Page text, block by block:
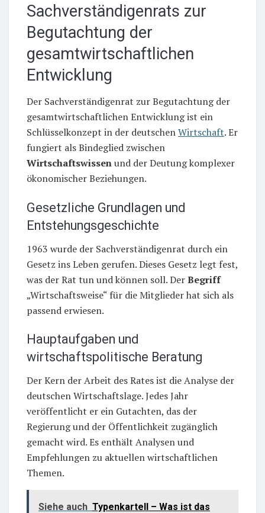
Sachverständigenrats zur
Begutachtung der
gesamtwirtschaftlichen
Entwicklung
Der Sachverständigenrat zur Begutachtung der
gesamtwirtschaftlichen Entwicklung ist ein
Schlüsselkonzept in der deutschenWirtschaft. Er
fungiert als Bindeglied zwischen
Wirtschaftswissenund der Deutung komplexer
ökonomischer Beziehungen.
Gesetzliche Grundlagen und
Entstehungsgeschichte
1963 wurde der Sachverständigenrat durch ein
Gesetz ins Leben gerufen. Dieses Gesetz legt fest,
was der Rat tun und können soll. DerBegriff
„Wirtschaftsweise“ für die Mitglieder hat sich als
passend erwiesen.
Hauptaufgaben und
wirtschaftspolitische Beratung
Der Kern der Arbeit des Rates ist die Analyse der
deutschen Wirtschaftslage. Jedes Jahr
veröffentlicht er ein Gutachten, das der
Regierung und der Öffentlichkeit zugänglich
gemacht wird. Es enthält Analysen und
Empfehlungen zu aktuellen wirtschaftlichen
Themen.
Siehe auch Typenkartell – Was ist das